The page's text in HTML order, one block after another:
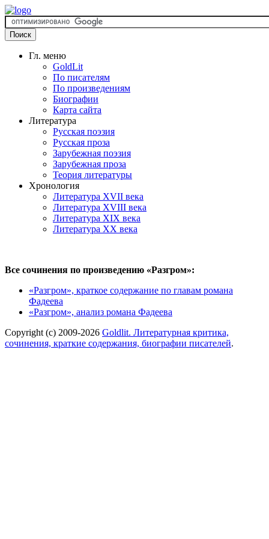
Гл. меню
GoldLit
По писателям
По произведениям
Биографии
Карта сайта
Литература
Русская поэзия
Русская проза
Зарубежная поэзия
Зарубежная проза
Теория литературы
Хронология
Литература XVII века
Литература XVIII века
Литература XIX века
Литература XX века
Все сочинения по произведению «Разгром»:
«Разгром», краткое содержание по главам романа
Фадеева
«Разгром», анализ романа Фадеева
Copyright (c) 2009-2026 Goldlit. Литературная критика,
сочинения, краткие содержания, биографии писателей.